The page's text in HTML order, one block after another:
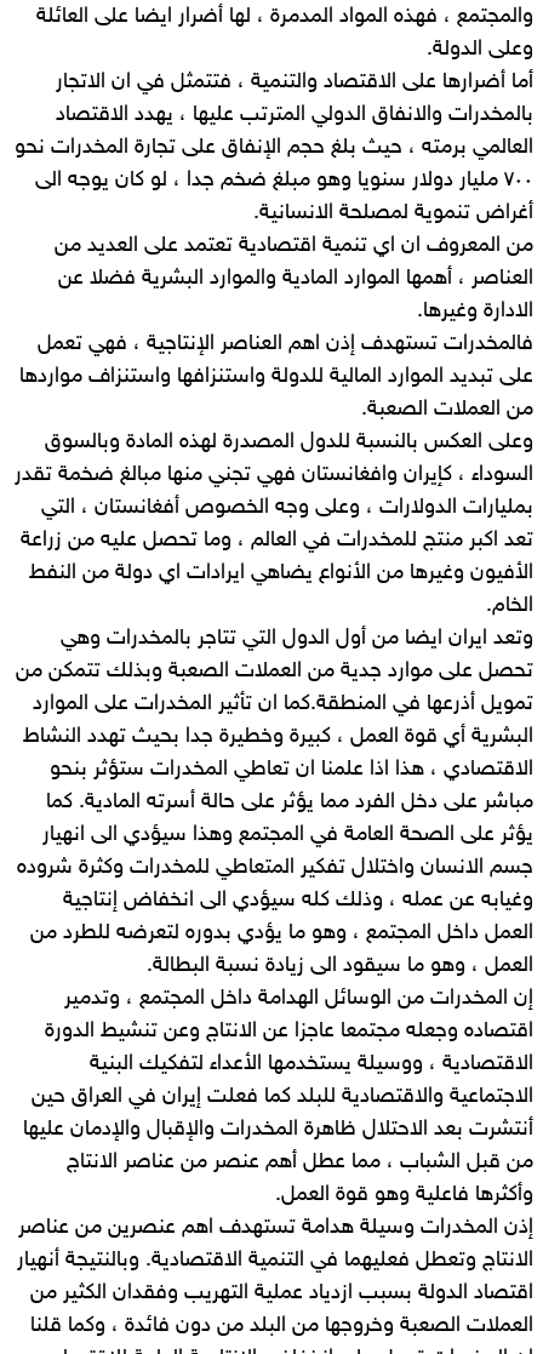
والمجتمع ، فهذه المواد المدمرة ، لها أضرار ايضا على العائلة
وعلى الدولة.
أما أضرارها على الاقتصاد والتنمية ، فتتمثل في ان الاتجار
بالمخدرات والانفاق الدولي المترتب عليها ، يهدد الاقتصاد
العالمي برمته ، حيث بلغ حجم الإنفاق على تجارة المخدرات نحو
٧٠٠ مليار دولار سنويا وهو مبلغ ضخم جدا ، لو كان يوجه الى
أغراض تنموية لمصلحة الانسانية.
من المعروف ان اي تنمية اقتصادية تعتمد على العديد من
العناصر ، أهمها الموارد المادية والموارد البشرية فضلا عن
الادارة وغيرها.
فالمخدرات تستهدف إذن اهم العناصر الإنتاجية ، فهي تعمل
على تبديد الموارد المالية للدولة واستنزافها واستنزاف مواردها
من العملات الصعبة.
وعلى العكس بالنسبة للدول المصدرة لهذه المادة وبالسوق
السوداء ، كإيران وافغانستان فهي تجني منها مبالغ ضخمة تقدر
بمليارات الدولارات ، وعلى وجه الخصوص أفغانستان ، التي
تعد اكبر منتج للمخدرات في العالم ، وما تحصل عليه من زراعة
الأفيون وغيرها من الأنواع يضاهي ايرادات اي دولة من النفط
الخام.
وتعد ايران ايضا من أول الدول التي تتاجر بالمخدرات وهي
تحصل على موارد جدية من العملات الصعبة وبذلك تتمكن من
تمويل أذرعها في المنطقة.كما ان تأثير المخدرات على الموارد
البشرية أي قوة العمل ، كبيرة وخطيرة جدا بحيث تهدد النشاط
الاقتصادي ، هذا اذا علمنا ان تعاطي المخدرات ستؤثر بنحو
مباشر على دخل الفرد مما يؤثر على حالة أسرته المادية. كما
يؤثر على الصحة العامة في المجتمع وهذا سيؤدي الى انهيار
جسم الانسان واختلال تفكير المتعاطي للمخدرات وكثرة شروده
وغيابه عن عمله ، وذلك كله سيؤدي الى انخفاض إنتاجية
العمل داخل المجتمع ، وهو ما يؤدي بدوره لتعرضه للطرد من
العمل ، وهو ما سيقود الى زيادة نسبة البطالة.
إن المخدرات من الوسائل الهدامة داخل المجتمع ، وتدمير
اقتصاده وجعله مجتمعا عاجزا عن الانتاج وعن تنشيط الدورة
الاقتصادية ، ووسيلة يستخدمها الأعداء لتفكيك البنية
الاجتماعية والاقتصادية للبلد كما فعلت إيران في العراق حين
أنتشرت بعد الاحتلال ظاهرة المخدرات والإقبال والإدمان عليها
من قبل الشباب ، مما عطل أهم عنصر من عناصر الانتاج
وأكثرها فاعلية وهو قوة العمل.
إذن المخدرات وسيلة هدامة تستهدف اهم عنصرين من عناصر
الانتاج وتعطل فعليهما في التنمية الاقتصادية. وبالنتيجة أنهيار
اقتصاد الدولة بسبب ازدياد عملية التهريب وفقدان الكثير من
العملات الصعبة وخروجها من البلد من دون فائدة ، وكما قلنا